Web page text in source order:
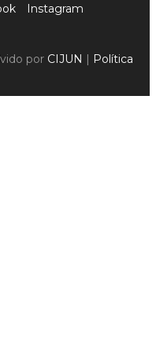
Instagram
por CIJUN | Política